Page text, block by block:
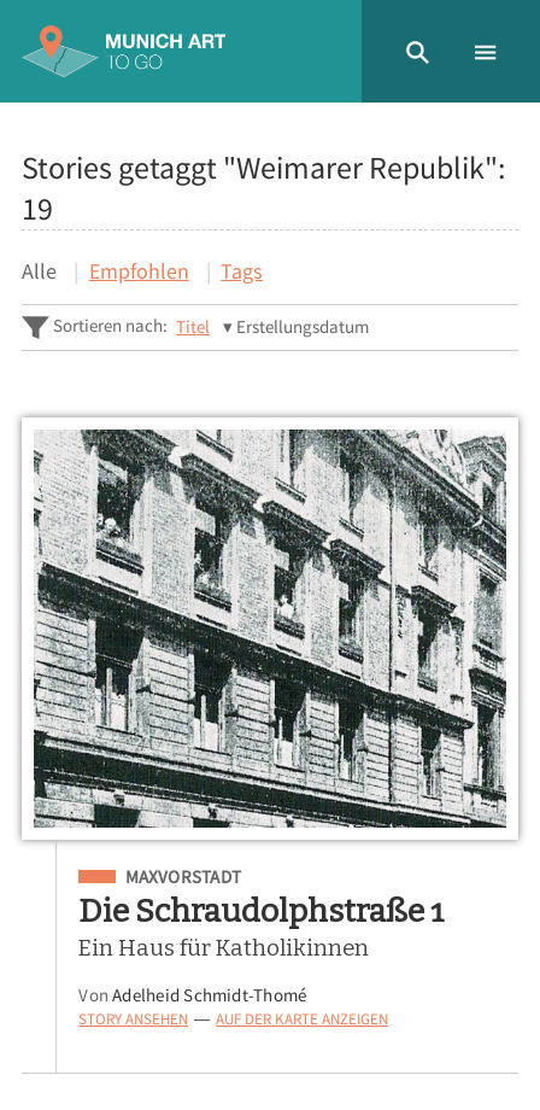
Stories getaggt "Weimarer Republik":
19
Alle Empfohlen Tags
Sortieren nach: Titel Erstellungsdatum
Eingeordnet unter
MAXVORSTADT
Die Schraudolphstraße 1
Ein Haus für Katholikinnen
VonAdelheid Schmidt-Thomé
STORY ANSEHEN — AUF DER KARTE ANZEIGEN